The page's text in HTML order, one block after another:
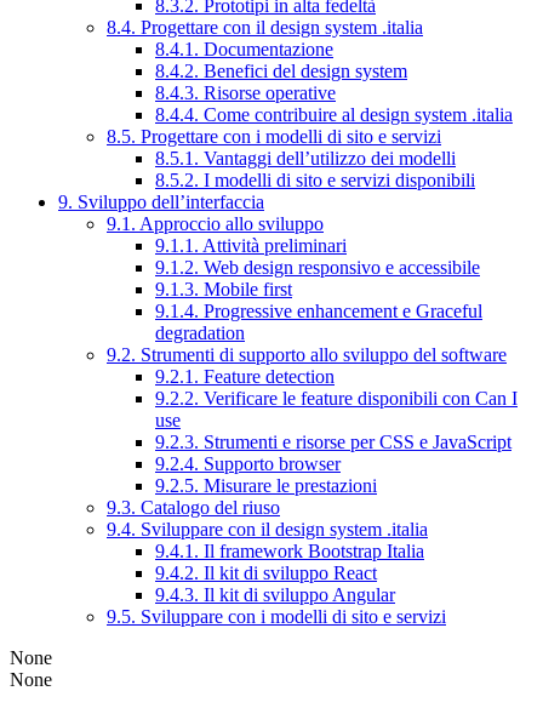
8.3.2. Prototipi in alta fedeltà
8.4. Progettare con il design system .italia
8.4.1. Documentazione
8.4.2. Benefici del design system
8.4.3. Risorse operative
8.4.4. Come contribuire al design system .italia
8.5. Progettare con i modelli di sito e servizi
8.5.1. Vantaggi dell’utilizzo dei modelli
8.5.2. I modelli di sito e servizi disponibili
9. Sviluppo dell’interfaccia
9.1. Approccio allo sviluppo
9.1.1. Attività preliminari
9.1.2. Web design responsivo e accessibile
9.1.3. Mobile first
9.1.4. Progressive enhancement e Graceful
degradation
9.2. Strumenti di supporto allo sviluppo del software
9.2.1. Feature detection
9.2.2. Verificare le feature disponibili con Can I
use
9.2.3. Strumenti e risorse per CSS e JavaScript
9.2.4. Supporto browser
9.2.5. Misurare le prestazioni
9.3. Catalogo del riuso
9.4. Sviluppare con il design system .italia
9.4.1. Il framework Bootstrap Italia
9.4.2. Il kit di sviluppo React
9.4.3. Il kit di sviluppo Angular
9.5. Sviluppare con i modelli di sito e servizi
None
None